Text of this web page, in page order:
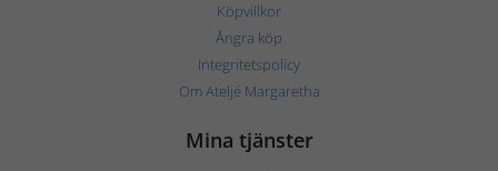
Köpvillkor
Ångra köp
Integritetspolicy
Om Ateljé Margaretha
Mina tjänster